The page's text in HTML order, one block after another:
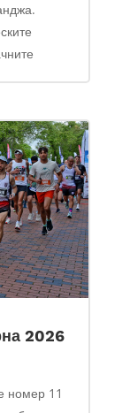
2026
номер 11